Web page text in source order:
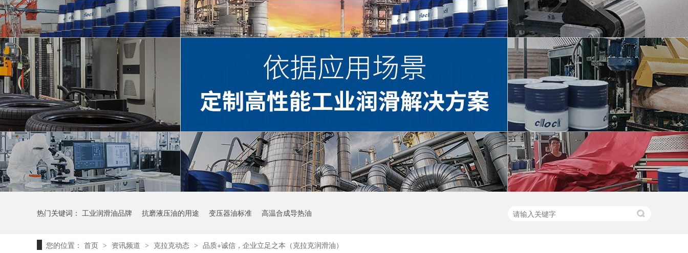
热门关键词： 工业润滑油品牌 抗磨液压油的用途 变压器油标准 高温合成导热油
您的位置： 首页 > 资讯频道 > 克拉克动态 > 品质+诚信，企业立足之本（克拉克润滑油）
高温链条油HL350